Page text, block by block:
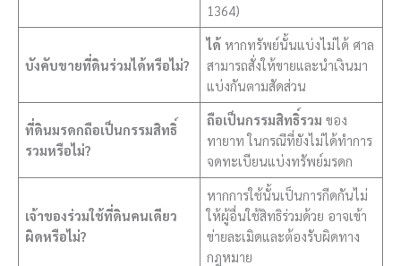
1364)
บังคับขายที่ดินร่วมได้หรือไม่?
ได้ หากทรัพย์นั้นแบ่งไม่ได้ ศาล
สามารถสั่งให้ขายและนำเงินมา
แบ่งกันตามสัดส่วน
ที่ดินมรดกถือเป็นกรรมสิทธิ์
รวมหรือไม่?
ถือเป็นกรรมสิทธิ์รวม ของ
ทายาท ในกรณีที่ยังไม่ได้ทำการ
จดทะเบียนแบ่งทรัพย์มรดก
เจ้าของร่วมใช้ที่ดินคนเดียว
ผิดหรือไม่?
หากการใช้นั้นเป็นการกีดกันไม่
ให้ผู้อื่นใช้สิทธิร่วมด้วย อาจเข้า
ข่ายละเมิดและต้องรับผิดทาง
กฎหมาย